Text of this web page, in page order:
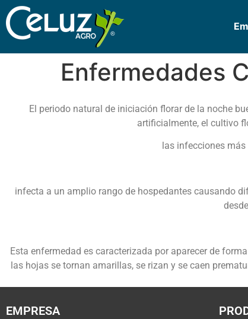
Enfermedades
El periodo natural de iniciación florar de la noche
artificialmente, el cultivo
las infecciones
infecta a un amplio rango de hospedantes causando
Esta enfermedad es caracterizada por aparecer de
las hojas se tornan amarillas, se rizan y se caen
EMPRESA